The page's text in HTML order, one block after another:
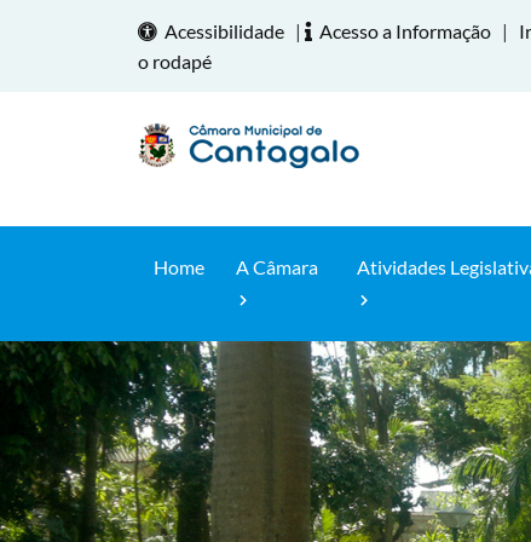
Acessibilidade | Acesso a Informação |
o rodapé
Home A Câmara Atividades